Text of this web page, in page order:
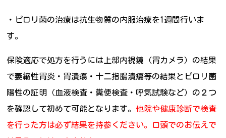
・ピロリ菌の治療は抗生物質の内服治療を1週間行いま
す。
保険適応で処方を行うには上部内視鏡（胃カメラ）の結果
で萎縮性胃炎・胃潰瘍・十二指腸潰瘍等の結果とピロリ菌
陽性の証明（血液検査・糞便検査・呼気試験など）の２つ
を確認して初めて可能となります。他院や健康診断で検査
を行った方は必ず結果を持参ください。口頭でのお伝えで